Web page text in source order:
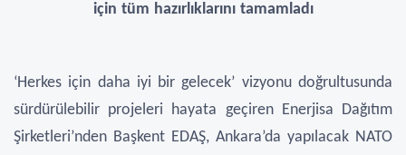
için tüm hazırlıklarını tamamladı
‘Herkes için daha iyi bir gelecek’ vizyonu doğrultusunda
sürdürülebilir projeleri hayata geçiren Enerjisa Dağıtım
Şirketleri’nden Başkent EDAŞ, Ankara’da yapılacak NATO